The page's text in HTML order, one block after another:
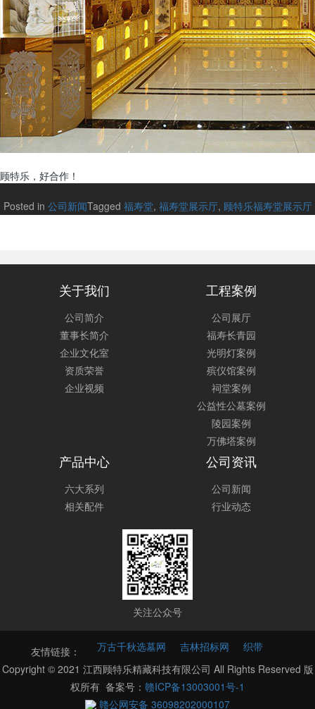
顾特乐，好合作！
Posted in 公司新闻Tagged 福寿堂, 福寿堂展示厅, 顾特乐福寿堂展示厅
关于我们
公司简介
董事长简介
企业文化室
资质荣誉
企业视频
工程案例
公司展厅
福寿长青园
光明灯案例
殡仪馆案例
祠堂案例
公益性公墓案例
陵园案例
万佛塔案例
产品中心
六大系列
相关配件
公司资讯
公司新闻
行业动态
关注公众号
友情链接： 万古千秋选墓网 吉林招标网
织带
Copyright © 2021 江西顾特乐精藏科技有限公司 All Rights Reserved 版
权所有 备案号： 赣ICP备13003001号-1
赣公网安备 36098202000107